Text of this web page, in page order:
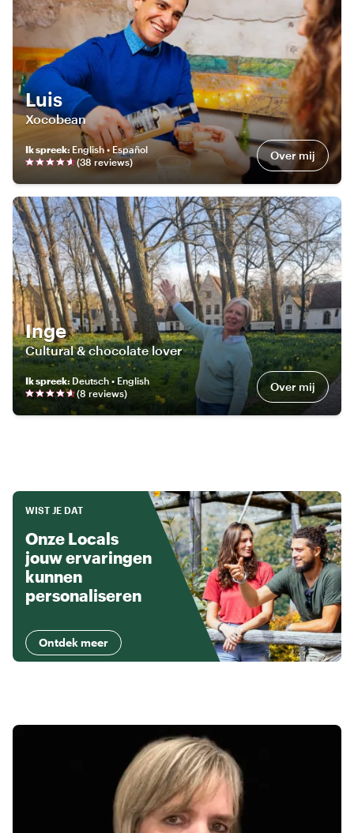
Luis
Xocobean
Ik spreek: English • Español
(38 reviews) Over mij
Inge
Cultural & chocolate lover
Ik spreek: Deutsch • English
(8 reviews) Over mij
WIST JE DAT
Onze Locals
jouw ervaringen
kunnen
personaliseren
Ontdek meer